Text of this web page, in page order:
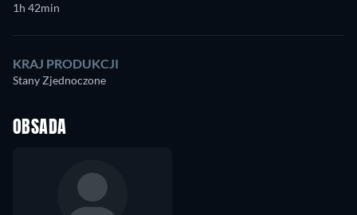
1h 42min
KRAJ PRODUKCJI
Stany Zjednoczone
OBSADA